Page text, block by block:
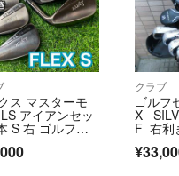
最後まで読んでください。商品
ンク品としてます。
週間以内の発送になります。
は申請前に事前にコメントをい
送を頼まれても対応はできかね
回る場合は発送前に追加をいた
は事前にご相談します。
ス マスターモ
アイアンセッ
S 右 ゴルフク
LS
クラブ
ゴルフ
X
F 右利